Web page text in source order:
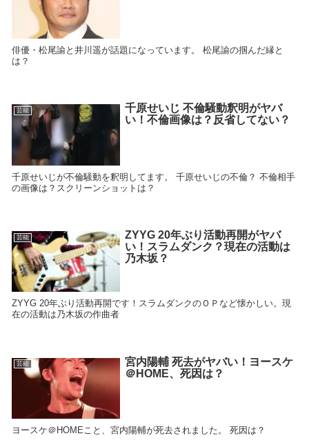
俳優・松尾諭と井川遥が話題になっています。 松尾諭の掴んだ縁と
は？
芸能
千原せいじ 不倫騒動釈明がヤバ
い！不倫画像は？反省してない？
千原せいじが不倫騒動を釈明してます。 千原せいじの不倫？ 不倫相手
の画像は？スクリーンショットは？
芸能
ZYYG 20年ぶり活動再開がヤバ
い！スラムダンク？現在の活動は
乃木坂？
ZYYG 20年ぶり活動再開です！スラムダンクのＯＰなど懐かしい。現
在の活動は乃木坂の作曲者
芸能
宮内陽輔 死去がヤバい！ヨースケ
＠HOME、死因は？
ヨースケ＠HOMEこと、宮内陽輔が死去されました。 死因は？